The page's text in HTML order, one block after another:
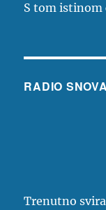
S tom istinom
RADIO
Trenutno